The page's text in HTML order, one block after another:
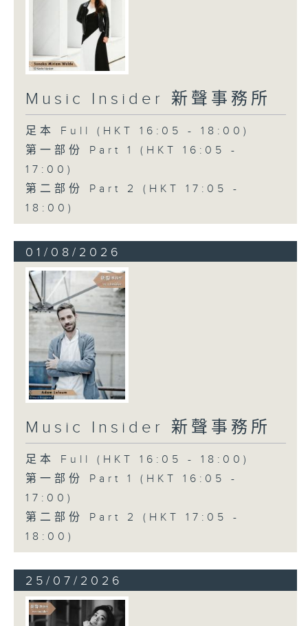
Music Insider 新聲事務所
足本 Full (HKT 16:05 - 18:00)
第一部份 Part 1 (HKT 16:05 -
17:00)
第二部份 Part 2 (HKT 17:05 -
18:00)
01/08/2026
Music Insider 新聲事務所
足本 Full (HKT 16:05 - 18:00)
第一部份 Part 1 (HKT 16:05 -
17:00)
第二部份 Part 2 (HKT 17:05 -
18:00)
25/07/2026